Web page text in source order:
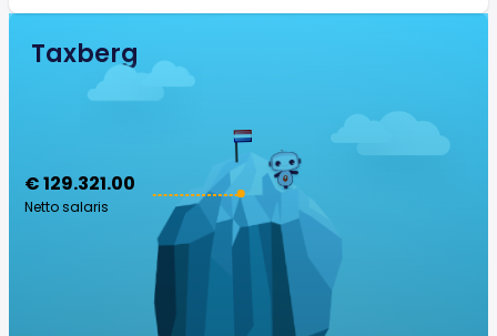
Taxberg
€ 129.321.00
Netto salaris